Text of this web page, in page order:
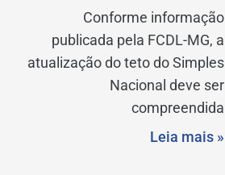
Conforme informação
publicada pela FCDL-MG, a
atualização do teto do Simples
Nacional deve ser
compreendida
Leia mais »